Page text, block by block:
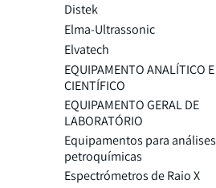
Distek
Elma-Ultrassonic
Elvatech
EQUIPAMENTO ANALÍTICO E
CIENTÍFICO
EQUIPAMENTO GERAL DE
LABORATÓRIO
Equipamentos para análises
petroquímicas
Espectrómetros de Raio X